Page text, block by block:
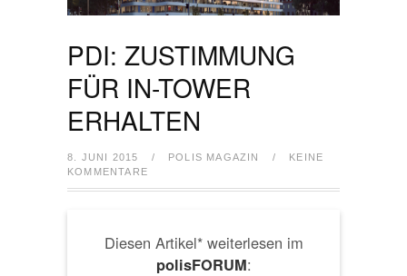
PDI: ZUSTIMMUNG
FÜR IN-TOWER
ERHALTEN
8. JUNI 2015 / POLIS MAGAZIN /
KEINE
KOMMENTARE
Diesen Artikel* weiterlesen im
polisFORUM: